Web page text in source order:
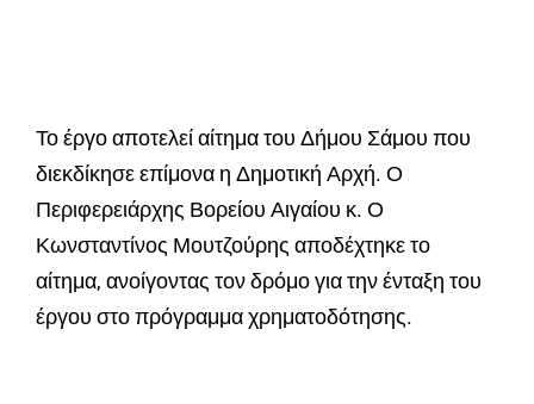
Το έργο αποτελεί αίτημα του Δήμου Σάμου που
διεκδίκησε επίμονα η Δημοτική Αρχή. Ο
Περιφερειάρχης Βορείου Αιγαίου κ. Ο
Κωνσταντίνος Μουτζούρης αποδέχτηκε το
αίτημα, ανοίγοντας τον δρόμο για την ένταξη του
έργου στο πρόγραμμα χρηματοδότησης.